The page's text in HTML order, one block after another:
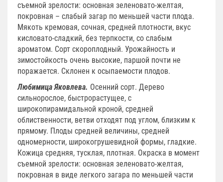
съемной зрелости: основная зеленовато-желтая,
покровная – слабый загар по меньшей части плода.
Мякоть кремовая, сочная, средней плотности, вкус
кисловато-сладкий, без терпкости, со слабым
ароматом. Сорт скороплодный. Урожайность и
зимостойкость очень высокие, паршой почти не
поражается. Склонен к осыпаемости плодов.
Любимица Яковлева. Осенний сорт. Дерево
сильнорослое, быстрорастущее, с
широкопирамидальной кроной, средней
облиственности, ветви отходят под углом, близким к
прямому. Плоды средней величины, средней
одномерности, широкогрушевидной формы, гладкие.
Кожица средняя, тусклая, плотная. Окраска в момент
съемной зрелости: основная зеленовато-желтая,
покровная в виде легкого загара по меньшей части